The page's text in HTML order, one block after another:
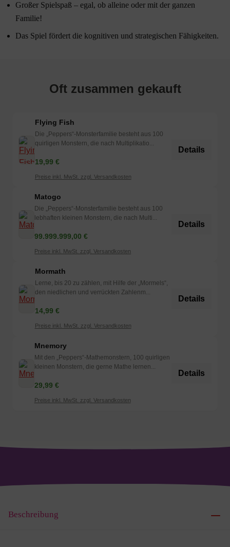
Großer Spielspaß – egal, ob alleine oder mit der ganzen
Familie!
Das Spiel fördert die kognitiven und strategischen Fähigkeiten.
Oft zusammen gekauft
Flying Fish
Die „Peppers“-Monsterfamilie besteht aus 100
quirligen Monstern, die nach Multiplikatio...
19,99 €
Preise inkl. MwSt. zzgl. Versandkosten
Details
Matogo
Die „Peppers“-Monsterfamilie besteht aus 100
lebhaften kleinen Monstern, die nach Multi...
99.999.999,00 €
Preise inkl. MwSt. zzgl. Versandkosten
Details
Mormath
Lerne, bis 20 zu zählen, mit Hilfe der „Mormels“,
den niedlichen und verrückten Zahlenm...
14,99 €
Preise inkl. MwSt. zzgl. Versandkosten
Details
Mnemory
Mit den „Peppers“-Mathemonstern, 100 quirligen
kleinen Monstern, die gerne Mathe lernen...
29,99 €
Preise inkl. MwSt. zzgl. Versandkosten
Details
Beschreibung